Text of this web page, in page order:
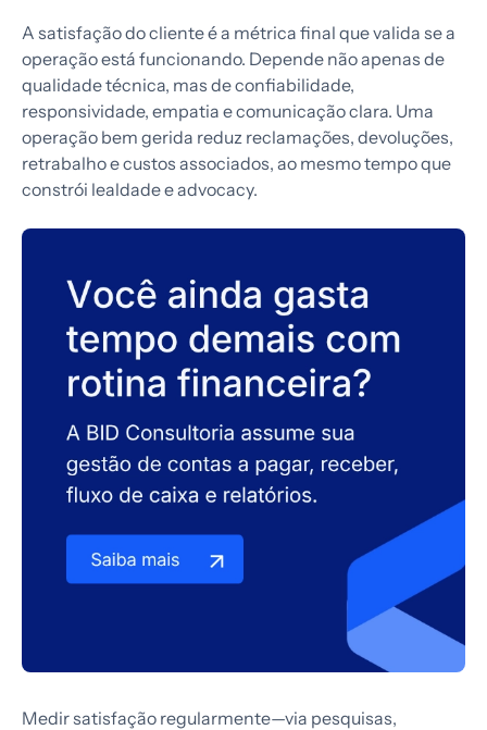
A satisfação do cliente é a métrica final que valida se a
operação está funcionando. Depende não apenas de
qualidade técnica, mas de confiabilidade,
responsividade, empatia e comunicação clara. Uma
operação bem gerida reduz reclamações, devoluções,
retrabalho e custos associados, ao mesmo tempo que
constrói lealdade e advocacy.
Medir satisfação regularmente—via pesquisas,